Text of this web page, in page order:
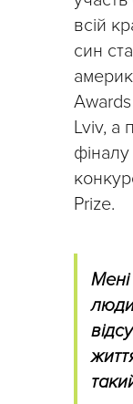
всій
син
Lviv, а
Prize.
Мені